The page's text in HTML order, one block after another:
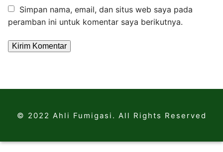
Simpan nama, email, dan situs web saya pada
peramban ini untuk komentar saya berikutnya.
© 2022 Ahli Fumigasi. All Rights Reserved